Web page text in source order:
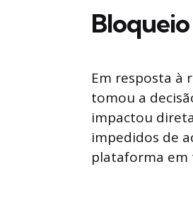
Em resposta à
tomou a
impactou
impedidos de
plataforma em